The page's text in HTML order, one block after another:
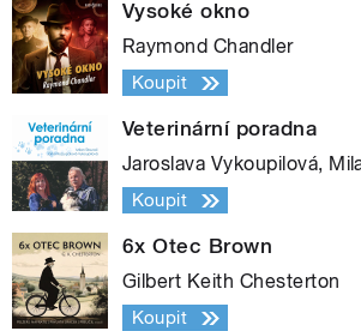
Vysoké okno
Raymond Chandler
Koupit
Veterinární poradna
Jaroslava Vykoupilová,
Koupit
6x Otec Brown
Gilbert Keith Chesterton
Koupit